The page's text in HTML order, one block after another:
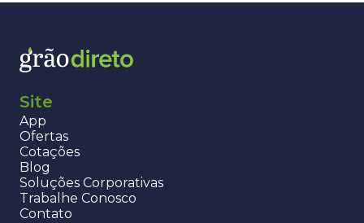
Site
App
Ofertas
Cotações
Blog
Soluções Corporativas
Trabalhe Conosco
Contato